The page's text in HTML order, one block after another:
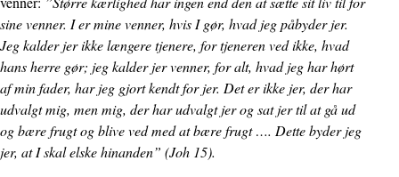
sine venner. I er mine venner, hvis I gør, hvad jeg påbyder jer.
Jeg kalder jer ikke længere tjenere, for tjeneren ved ikke, hvad
hans herre gør; jeg kalder jer venner, for alt, hvad jeg har hørt
af min fader, har jeg gjort kendt for jer. Det er ikke jer, der har
udvalgt mig, men mig, der har udvalgt jer og sat jer til at gå ud
og bære frugt og blive ved med at bære frugt …. Dette byder jeg
jer, at I skal elske hinanden” (Joh 15).